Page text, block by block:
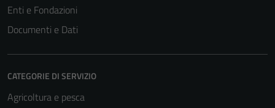
Enti e Fondazioni
Documenti e Dati
CATEGORIE DI SERVIZIO
Agricoltura e pesca